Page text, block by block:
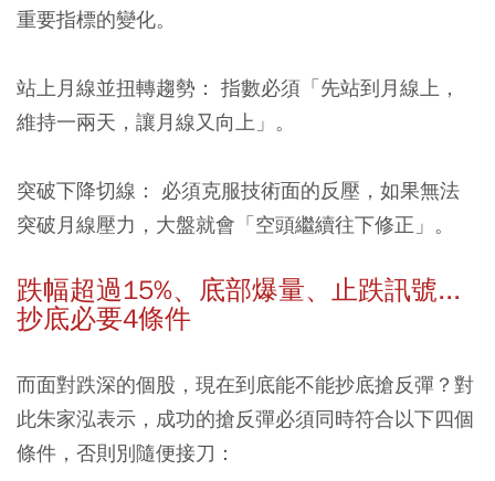
重要指標的變化。
站上月線並扭轉趨勢： 指數必須「先站到月線上，
維持一兩天，讓月線又向上」。
突破下降切線： 必須克服技術面的反壓，如果無法
突破月線壓力，大盤就會「空頭繼續往下修正」。
跌幅超過15%、底部爆量、止跌訊號...
抄底必要4條件
而面對跌深的個股，現在到底能不能抄底搶反彈？對
此朱家泓表示，成功的搶反彈必須同時符合以下四個
條件，否則別隨便接刀：